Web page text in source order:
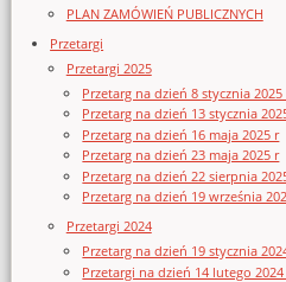
PLAN ZAMÓWIEŃ PUBLICZNYCH
Przetargi
Przetargi 2025
Przetarg na dzień 8 stycznia 2025
Przetarg na dzień 13 stycznia
Przetarg na dzień 16 maja 2025 r
Przetarg na dzień 23 maja 2025 r
Przetarg na dzień 22 sierpnia
Przetarg na dzień 19 września
Przetargi 2024
Przetarg na dzień 19 stycznia
Przetargi na dzień 14 lutego